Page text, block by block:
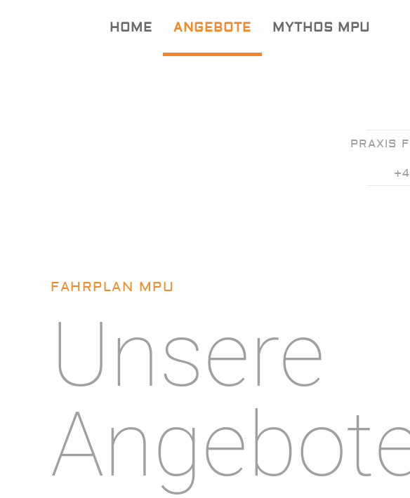
HOME ANGEBOTE MYTHOS MPU
PRAXIS
FAHRPLAN MPU
Unsere